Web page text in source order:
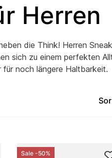
Herren
die Think! Herren
sich zu einem perfekten
für noch längere Haltbarkeit.
Sale -50%